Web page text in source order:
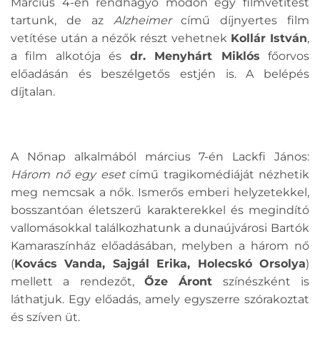
tartunk, de az Alzheimercímű díjnyertes film
vetítése után a nézők részt vehetnek Kollár István,
a film alkotója és dr. Menyhárt Miklós főorvos
előadásán és beszélgetős estjén is. A belépés
díjtalan.
A Nőnap alkalmából március 7-én Lackfi János:
Három nő egy esetcímű tragikomédiáját nézhetik
meg nemcsak a nők. Ismerős emberi helyzetekkel,
bosszantóan életszerű karakterekkel és megindító
vallomásokkal találkozhatunk a dunaújvárosi Bartók
Kamaraszínház előadásában, melyben a három nő
(Kovács Vanda, Sajgál Erika, Holecskó Orsolya)
mellett a rendezőt, Őze Áront színészként is
láthatjuk. Egy előadás, amely egyszerre szórakoztat
és szíven üt.